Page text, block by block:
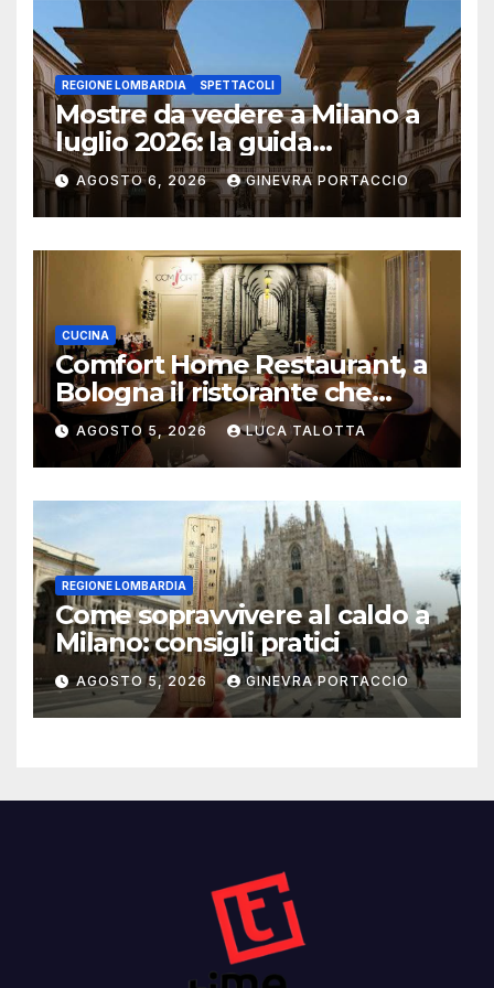
REGIONE LOMBARDIA SPETTACOLI
Mostre da vedere a Milano a
luglio 2026: la guida
aggiornata
AGOSTO 6, 2026 GINEVRA PORTACCIO
CUCINA
Comfort Home Restaurant, a
Bologna il ristorante che
trasforma l’ospitalità in
un’esperienza di casa
AGOSTO 5, 2026 LUCA TALOTTA
REGIONE LOMBARDIA
Come sopravvivere al caldo a
Milano: consigli pratici
AGOSTO 5, 2026 GINEVRA PORTACCIO